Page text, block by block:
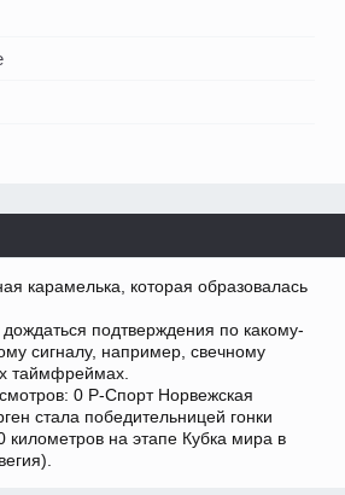
карамелька, которая образовалась
подтверждения по какому-
сигналу, например, свечному
таймфреймах.
0 Р-Спорт Норвежская
стала победительницей гонки
километров на этапе Кубка мира в